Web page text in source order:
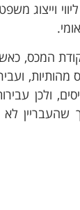
וייצוג
המכס,
מהותיות,
ולכן
לא